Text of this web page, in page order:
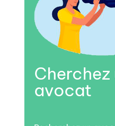
Cherchez
avocat